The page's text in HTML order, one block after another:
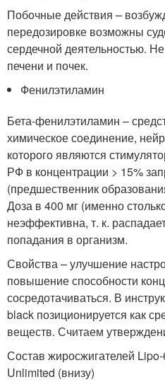
Побочные действия –
передозировке возможны
сердечной деятельностью.
печени и почек.
Фенилэтиламин
Бета-фенилэтиламин –
химическое соединение,
которого являются
РФ в концентрации > 15%
(предшественник
Доза в 400 мг (именно
неэффективна, т. к.
попадания в организм.
Свойства – улучшение
повышение способности
сосредотачиваться. В
black позиционируется как
веществ. Считаем
Состав жиросжигателей
Unlimited (внизу)